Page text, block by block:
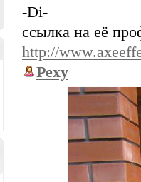
-Di-
ссылка на её
http://
Pexy